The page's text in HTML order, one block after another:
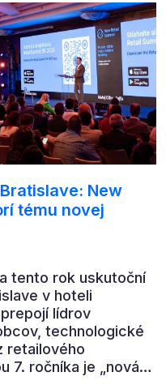
role CFO.
New
tému novej
tento rok uskutoční
v hoteli
lídrov
technologické
retailového
7. ročníka je „nová